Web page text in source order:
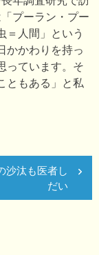
プーラン・プー
＝人間」という
かかわりを持っ
っています。そ
ともある」と私
沙汰も医者し
だい